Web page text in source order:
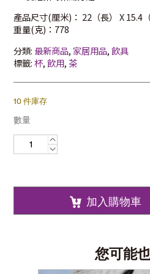
產品尺寸(厘米)： 22（長） X 15.4
重量(克)：778
分類: 最新商品, 家居用品,飲具
標籤:杯,飲用,茶
10 件庫存
數量
套
加入購物車
您可能